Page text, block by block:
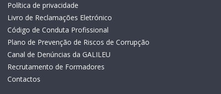
Política de privacidade
Livro de Reclamações Eletrónico
Código de Conduta Profissional
Plano de Prevenção de Riscos de Corrupção
Canal de Denúncias da GALILEU
Recrutamento de Formadores
Contactos